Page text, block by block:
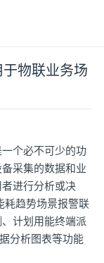
物联业务场
个必不可少的功
采集的数据和业
进行分析或决
耗趋势场景报警联
计划用能终端派
分析图表等功能